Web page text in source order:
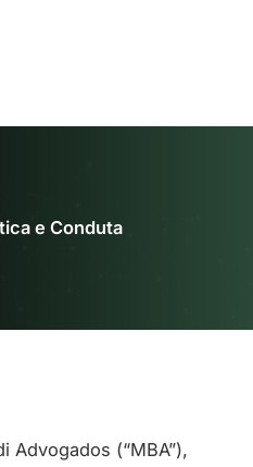
e Conduta
Advogados (“MBA”),